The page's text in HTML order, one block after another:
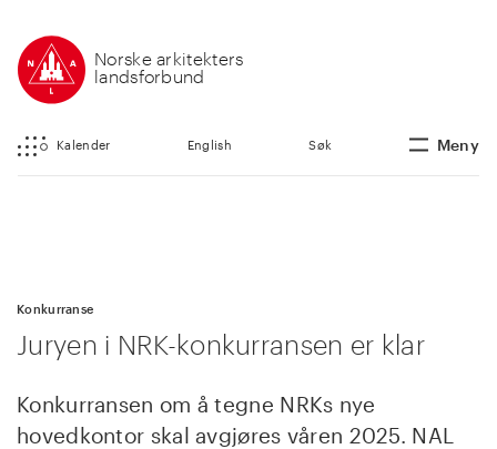
Norske arkitekters
landsforbund
Kalender English Søk Meny
Konkurranse
Juryen i NRK-konkurransen er klar
Konkurransen om å tegne NRKs nye
hovedkontor skal avgjøres våren 2025. NAL